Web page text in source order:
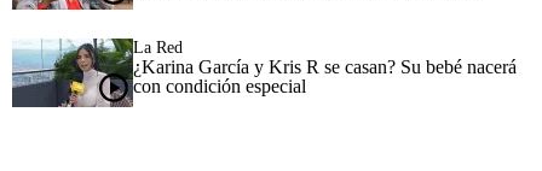
La Red
¿Karina García y Kris R se casan? Su bebé nacerá
con condición especial